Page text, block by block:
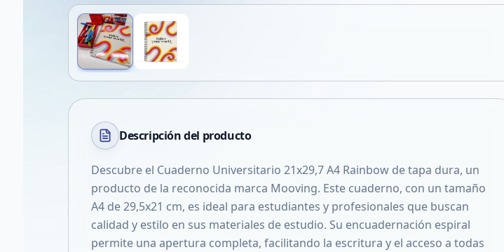
Descripción del producto
Descubre el Cuaderno Universitario 21x29,7 A4 Rainbow de tapa dura, un
producto de la reconocida marca Mooving. Este cuaderno, con un tamaño
A4 de 29,5x21 cm, es ideal para estudiantes y profesionales que buscan
calidad y estilo en sus materiales de estudio. Su encuadernación espiral
permite una apertura completa, facilitando la escritura y el acceso a todas